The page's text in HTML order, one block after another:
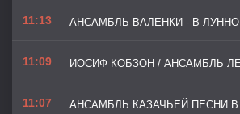
11:13
11:09
11:07